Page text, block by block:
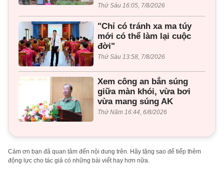
Thứ Sáu 16:05, 7/8/2026
"Chỉ có tránh xa ma túy
mới có thể làm lại cuộc
đời"
Thứ Sáu 13:58, 7/8/2026
Xem công an bắn súng
giữa màn khói, vừa bơi
vừa mang súng AK
Thứ Năm 16:44, 6/8/2026
Cảm ơn bạn đã quan tâm đến nội dung trên. Hãy tặng sao để tiếp thêm
động lực cho tác giả có những bài viết hay hơn nữa.